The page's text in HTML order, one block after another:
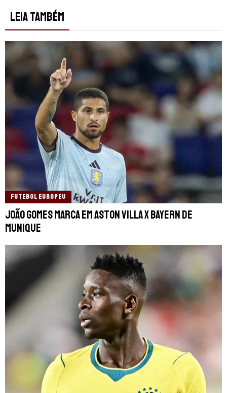
LEIA TAMBÉM
FUTEBOL EUROPEU
João Gomes marca em Aston Villa x Bayern de
Munique